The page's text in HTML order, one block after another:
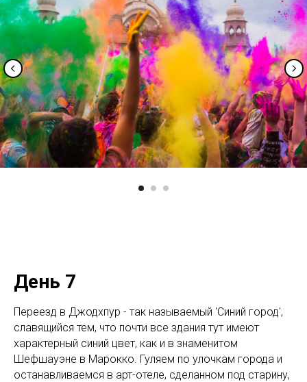
День 7
Переезд в Джодхпур - так называемый 'Синий город',
славящийся тем, что почти все здания тут имеют
характерный синий цвет, как и в знаменитом
Шефшауэне в Марокко. Гуляем по улочкам города и
останавливаемся в арт-отеле, сделанном под старину,